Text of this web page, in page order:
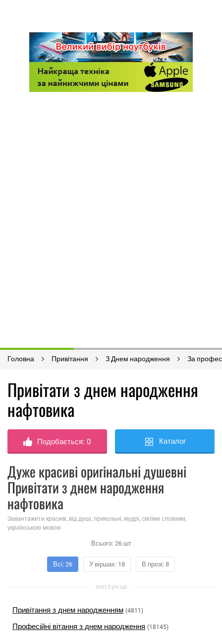
Головна Привітання З Днем народження За
Привітати з днем ​​народження
нафтовика
Подобається:0 Каталог
Дуже красиві оригінальні душевні
Привітати з днем ​​народження
нафтовика
Завантажити красиві, від душі, прикольні, мудрі, своїми словами,
українською мовою
Всього: 26шт
Всі: 26 У віршах: 18 В прозі: 8
rest.kyiv.ua
Привітання з днем ​​народженням (4811)
Професійні вітання з днем ​​народження (18145)